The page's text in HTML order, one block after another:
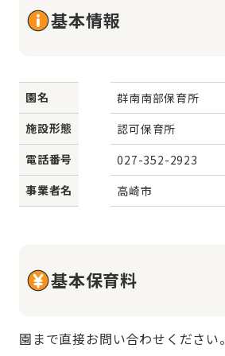
基本情報
園名
群南南部保育所
施設形態
認可保育所
電話番号
027-352-2923
事業者名
高崎市
基本保育料
園まで直接お問い合わせください。